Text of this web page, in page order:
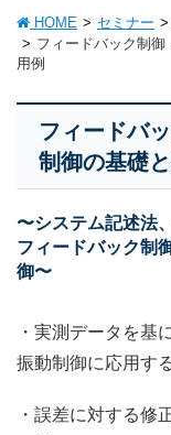
HOME セミナー
フィードバック制
用例
フィードバ
制御の基礎
〜システム記述法
フィードバック制
御〜
・実測データを基
振動制御に応用す
・誤差に対する修